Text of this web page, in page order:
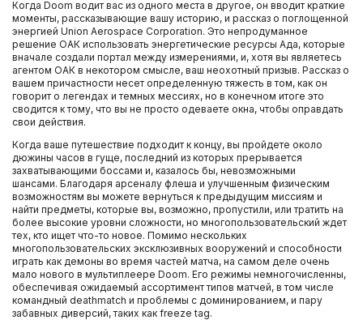
Когда Doom водит вас из одного места в другое, он вводит краткие
моменты, рассказывающие вашу историю, и рассказ о поглощенной
энергией Union Aerospace Corporation. Это непродуманное
решение ОАК использовать энергетические ресурсы Ада, которые
вначале создали портал между измерениями, и, хотя вы являетесь
агентом ОАК в некотором смысле, ваш неохотный призыв. Рассказ о
вашем причастности несет определенную тяжесть в том, как он
говорит о легендах и темных мессиях, но в конечном итоге это
сводится к тому, что вы не просто одеваете окна, чтобы оправдать
свои действия.
Когда ваше путешествие подходит к концу, вы пройдете около
дюжины часов в гуще, последний из которых прерывается
захватывающими боссами и, казалось бы, невозможными
шансами. Благодаря арсеналу флеша и улучшенным физическим
возможностям вы можете вернуться к предыдущим миссиям и
найти предметы, которые вы, возможно, пропустили, или тратить на
более высокие уровни сложности, но многопользовательский ждет
тех, кто ищет что-то новое. Помимо нескольких
многопользовательских эксклюзивных вооружений и способности
играть как демоны во время частей матча, на самом деле очень
мало нового в мультиплеере Doom. Его режимы немногочисленны,
обеспечивая ожидаемый ассортимент типов матчей, в том числе
командный deathmatch и проблемы с доминированием, и пару
забавных диверсий, таких как freeze tag.